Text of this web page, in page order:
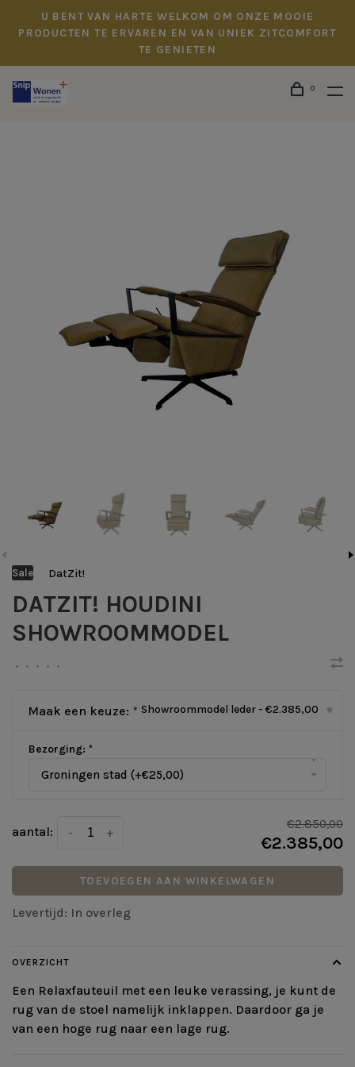
U BENT VAN HARTE WELKOM OM ONZE MOOIE
PRODUCTEN TE ERVAREN EN VAN UNIEK ZITCOMFORT
TE GENIETEN
0
Sale DatZit!
DATZIT! HOUDINI
SHOWROOMMODEL
• • • • •
Maak een keuze: * Showroommodel leder - €2.385,00 ▾
Bezorging: *
Groningen stad (+€25,00)
▾
aantal: +
-
€2.850,00
€2.385,00
TOEVOEGEN AAN WINKELWAGEN
Levertijd: In overleg
OVERZICHT
Een Relaxfauteuil met een leuke verassing, je kunt de
rug van de stoel namelijk inklappen. Daardoor ga je
van een hoge rug naar een lage rug.